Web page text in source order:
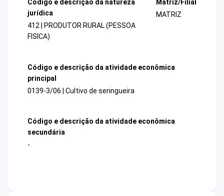
Código e descrição da natureza
jurídica
412 | PRODUTOR RURAL (PESSOA
FISICA)
Matriz/Filial
MATRIZ
Código e descrição da atividade econômica
principal
0139-3/06 | Cultivo de seringueira
Código e descrição da atividade econômica
secundária
-